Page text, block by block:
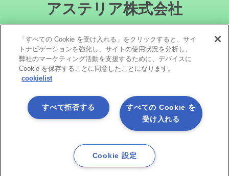
アステリア株式会社
ソーシャルメディア
Copyright©1998 -2026 Asteria Corporation. All Rights Reserved.
「すべての Cookie を受け入れる」をクリックすると、サイ
トナビゲーションを強化し、サイトの使用状況を分析し、
弊社のマーケティング活動を支援するために、デバイスに
Cookie を保存することに同意したことになります。
cookielist
すべての Cookie を
受け入れる
すべて拒否する
Cookie 設定